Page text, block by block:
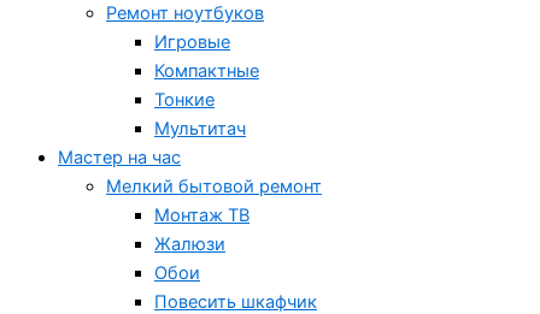
Ремонт ноутбуков
Игровые
Компактные
Тонкие
Мультитач
Мастер на час
Мелкий бытовой ремонт
Монтаж ТВ
Жалюзи
Обои
Повесить шкафчик